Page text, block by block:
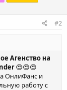
#2
Агенство на
😍😍😍
ОнлиФанс и
работу с